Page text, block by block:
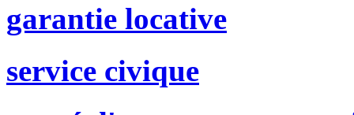
garantie locative
service civique